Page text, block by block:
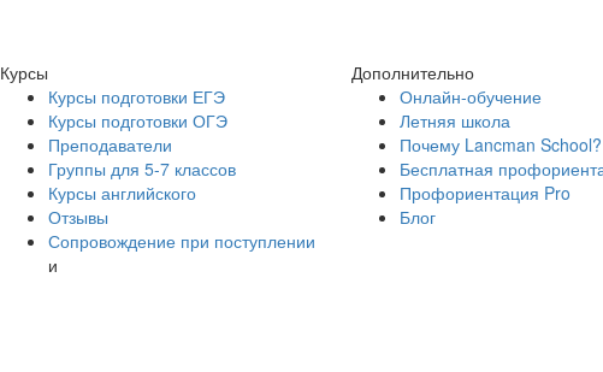
Курсы
Курсы подготовки ЕГЭ
Курсы подготовки ОГЭ
Преподаватели
Группы для 5-7 классов
Курсы английского
Отзывы
Сопровождение при поступлении
и
Дополнительно
Онлайн-обучение
Летняя школа
Почему Lancman School?
Бесплатная
Профориентация Pro
Блог